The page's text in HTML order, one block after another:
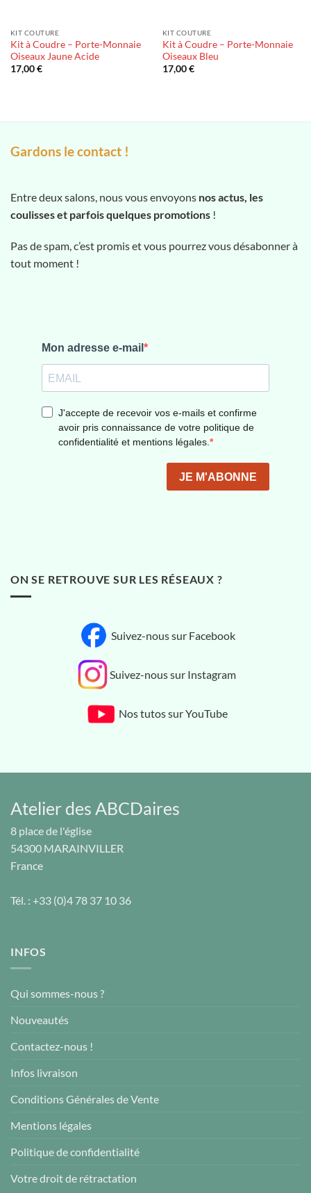
KIT COUTURE
Kit à Coudre – Porte-Monnaie
Oiseaux Jaune Acide
17,00€
KIT COUTURE
Kit à Coudre – Porte-Monnaie
Oiseaux Bleu
17,00€
Gardons le contact !
Entre deux salons, nous vous envoyons nos actus, les
coulisses et parfois quelques promotions !
Pas de spam, c’est promis et vous pourrez vous désabonner à
tout moment !
ON SE RETROUVE SUR LES RÉSEAUX ?
Suivez-nous sur Facebook
Suivez-nous sur Instagram
Nos tutos sur YouTube
Atelier des ABCDaires
8 place de l'église
54300 MARAINVILLER
France
Tél. : +33 (0)4 78 37 10 36
INFOS
Qui sommes-nous ?
Nouveautés
Contactez-nous !
Infos livraison
Conditions Générales de Vente
Mentions légales
Politique de confidentialité
Votre droit de rétractation